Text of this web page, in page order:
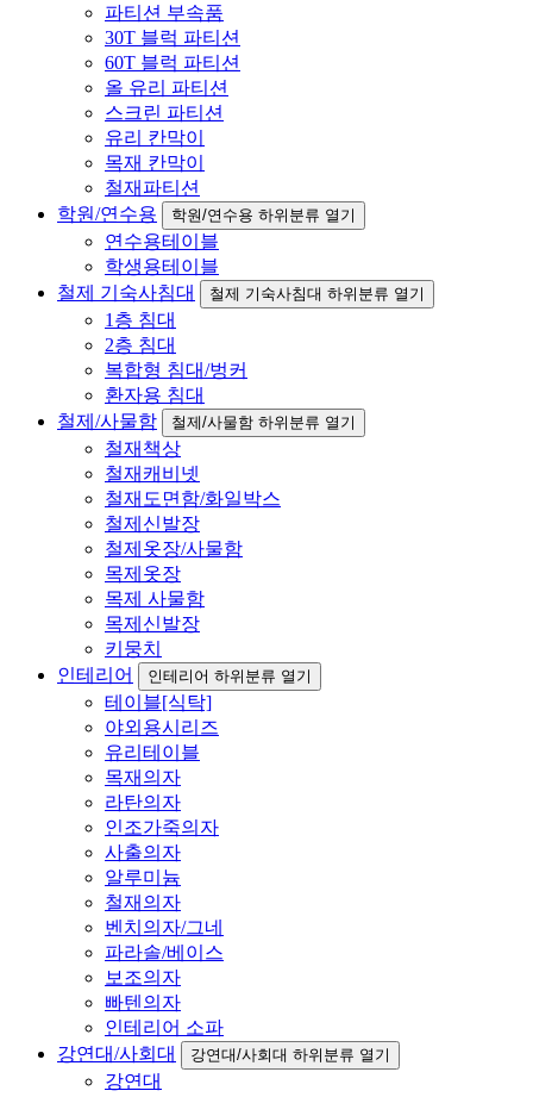
파티션 부속품
30T 블럭 파티션
60T 블럭 파티션
올 유리 파티션
스크린 파티션
유리 칸막이
목재 칸막이
철재파티션
학원/연수용
학원/연수용 하위분류 열기
연수용테이블
학생용테이블
철제 기숙사침대
철제 기숙사침대 하위분류 열기
1층 침대
2층 침대
복합형 침대/벙커
환자용 침대
철제/사물함
철제/사물함 하위분류 열기
철재책상
철재캐비넷
철재도면함/화일박스
철제신발장
철제옷장/사물함
목제옷장
목제 사물함
목제신발장
키뭉치
인테리어
인테리어 하위분류 열기
테이블[식탁]
야외용시리즈
유리테이블
목재의자
라탄의자
인조가죽의자
사출의자
알루미늄
철재의자
벤치의자/그네
파라솔/베이스
보조의자
빠텐의자
인테리어 소파
강연대/사회대
강연대/사회대 하위분류 열기
강연대